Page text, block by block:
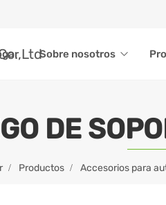
Sobre nosotros
DE
Productos Accesorios para